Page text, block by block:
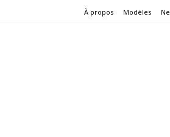
À propos Modèles